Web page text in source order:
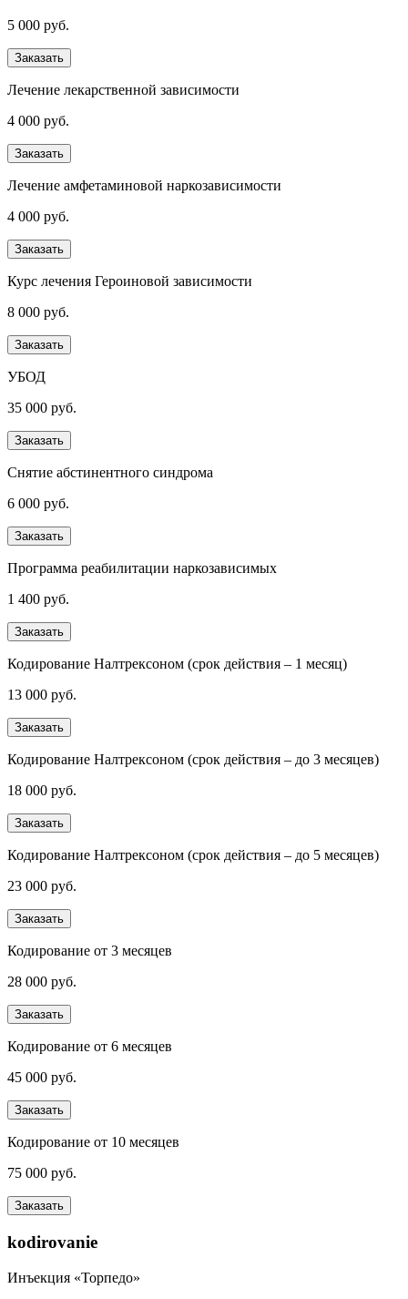
5 000 руб.
Заказать
Лечение лекарственной зависимости
4 000 руб.
Заказать
Лечение амфетаминовой наркозависимости
4 000 руб.
Заказать
Курс лечения Героиновой зависимости
8 000 руб.
Заказать
УБОД
35 000 руб.
Заказать
Снятие абстинентного синдрома
6 000 руб.
Заказать
Программа реабилитации наркозависимых
1 400 руб.
Заказать
Кодирование Налтрексоном (срок действия – 1 месяц)
13 000 руб.
Заказать
Кодирование Налтрексоном (срок действия – до 3 месяцев)
18 000 руб.
Заказать
Кодирование Налтрексоном (срок действия – до 5 месяцев)
23 000 руб.
Заказать
Кодирование от 3 месяцев
28 000 руб.
Заказать
Кодирование от 6 месяцев
45 000 руб.
Заказать
Кодирование от 10 месяцев
75 000 руб.
Заказать
kodirovanie
Инъекция «Торпедо»